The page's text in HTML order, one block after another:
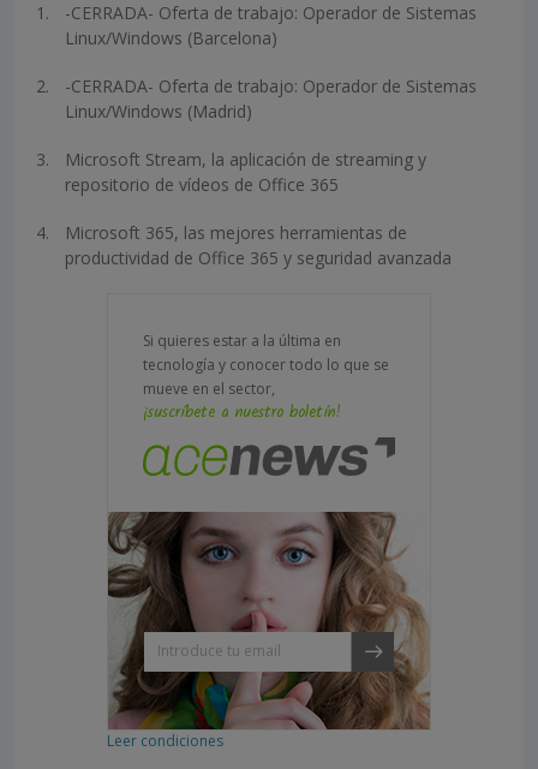
-CERRADA- Oferta de trabajo: Operador de Sistemas
Linux/Windows (Barcelona)
-CERRADA- Oferta de trabajo: Operador de Sistemas
Linux/Windows (Madrid)
Microsoft Stream, la aplicación de streaming y
repositorio de vídeos de Office 365
Microsoft 365, las mejores herramientas de
productividad de Office 365 y seguridad avanzada
Si quieres estar a la última en
tecnología y conocer todo lo que se
mueve en el sector,
¡suscríbete a nuestro boletín!
Leer condiciones